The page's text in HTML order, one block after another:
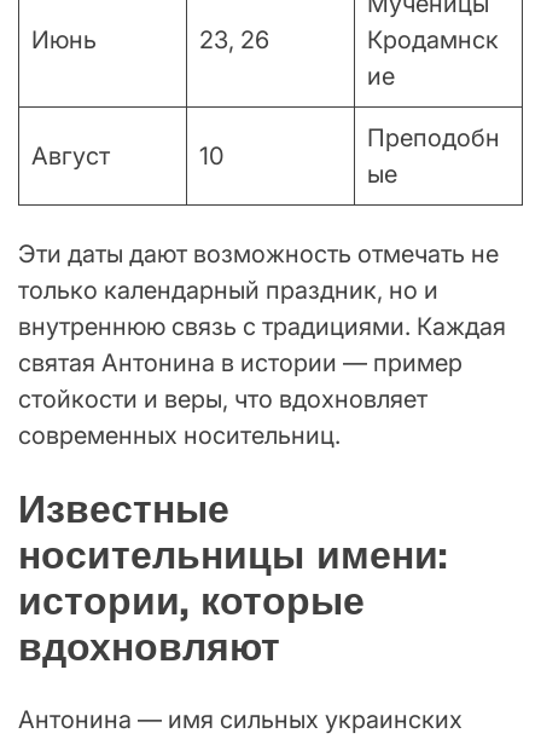
Июнь 23, 26
Кродамнск
ие
Август 10
Преподобн
ые
Эти даты дают возможность отмечать не
только календарный праздник, но и
внутреннюю связь с традициями. Каждая
святая Антонина в истории — пример
стойкости и веры, что вдохновляет
современных носительниц.
Известные
носительницы имени:
истории, которые
вдохновляют
Антонина — имя сильных украинских